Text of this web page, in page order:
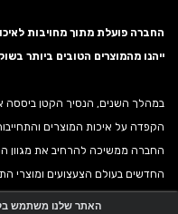
החברה פועלת מתוך מחויבות
ייהנו מהמוצרים הטובים ביותר
במהלך השנים, הנסיך הקטן ביססה
הקפדה על איכות המוצרים
החברה ממשיכה להרחיב את מגוון
החדשים בעולם הצעצועים ומוצרי